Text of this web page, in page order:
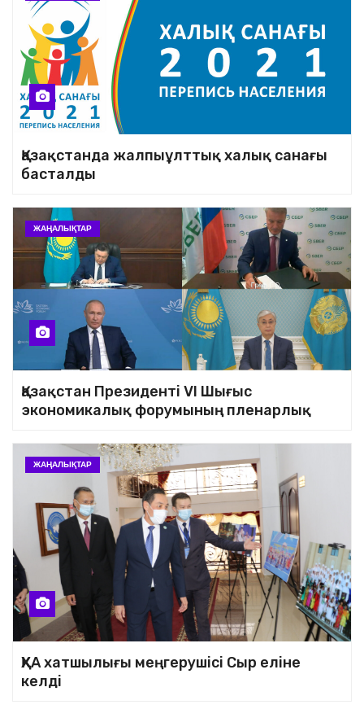
Қазақстанда жалпыұлттық халық санағы
басталды
ЖАҢАЛЫҚТАР
Қазақстан Президенті VI Шығыс
экономикалық форумының пленарлық
ЖАҢАЛЫҚТАР
ҚХА хатшылығы меңгерушісі Сыр еліне
келді